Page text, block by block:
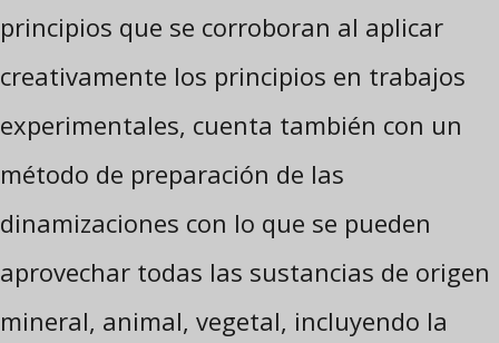
principios que se corroboran al aplicar
creativamente los principios en trabajos
experimentales, cuenta también con un
método de preparación de las
dinamizaciones con lo que se pueden
aprovechar todas las sustancias de origen
mineral, animal, vegetal, incluyendo la